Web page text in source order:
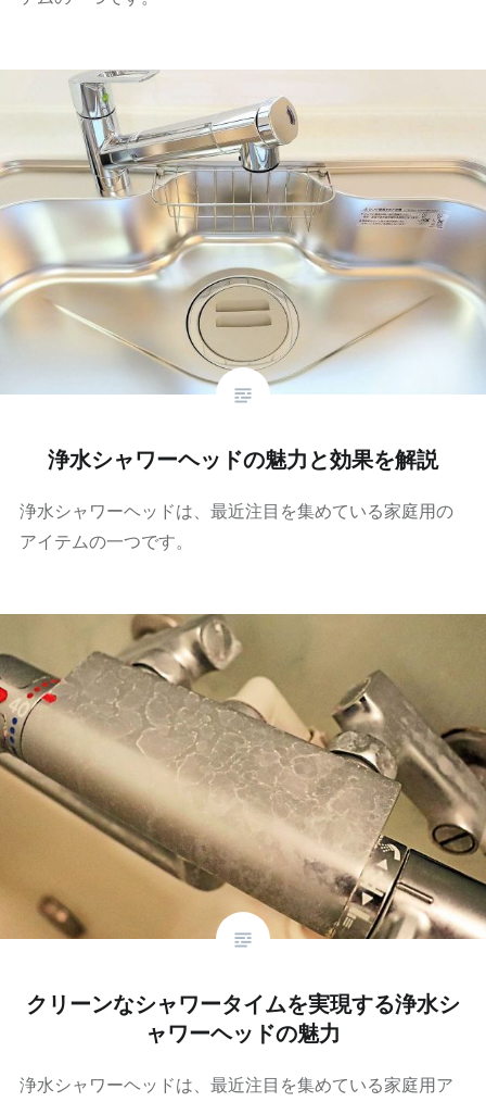
浄水シャワーヘッドの魅力と効果を解説
浄水シャワーヘッドは、最近注目を集めている家庭用の
アイテムの一つです。
クリーンなシャワータイムを実現する浄水シ
ャワーヘッドの魅力
浄水シャワーヘッドは、最近注目を集めている家庭用ア